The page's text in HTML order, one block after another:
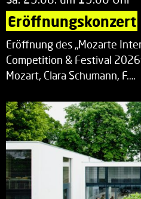
Eröffnungskonzert
Eröffnung des „Mozarte
Competition & Festival
Mozart, Clara Schumann, F.…